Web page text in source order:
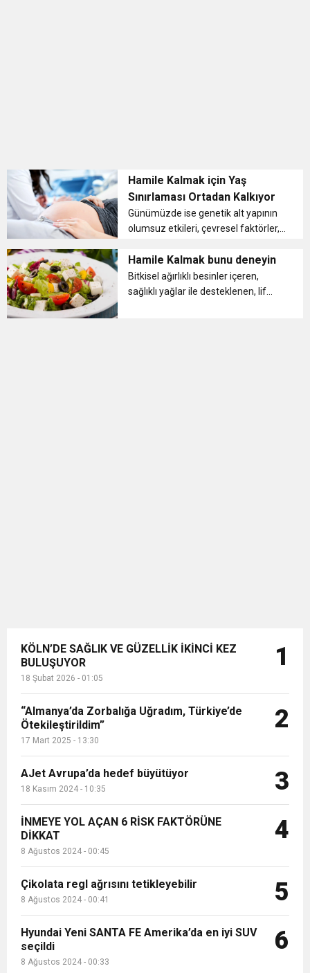
Hamile Kalmak için Yaş
Sınırlaması Ortadan Kalkıyor
Günümüzde ise genetik alt yapının
olumsuz etkileri, çevresel faktörler,
nedenlerin etkisiyle menopoza
girme yaşı 25’li yaşlara kadar indi....
Hamile Kalmak bunu deneyin
Bitkisel ağırlıklı besinler içeren,
sağlıklı yağlar ile desteklenen, lif
KÖLN’DE SAĞLIK VE GÜZELLİK İKİNCİ KEZ
BULUŞUYOR
18 Şubat 2026 - 01:05
1
“Almanya’da Zorbalığa Uğradım, Türkiye’de
Ötekileştirildim”
17 Mart 2025 - 13:30
2
AJet Avrupa’da hedef büyütüyor
18 Kasım 2024 - 10:35 3
İNMEYE YOL AÇAN 6 RİSK FAKTÖRÜNE
DİKKAT
8 Ağustos 2024 - 00:45
4
Çikolata regl ağrısını tetikleyebilir
8 Ağustos 2024 - 00:41 5
Hyundai Yeni SANTA FE Amerika’da en iyi SUV
seçildi
8 Ağustos 2024 - 00:33
6